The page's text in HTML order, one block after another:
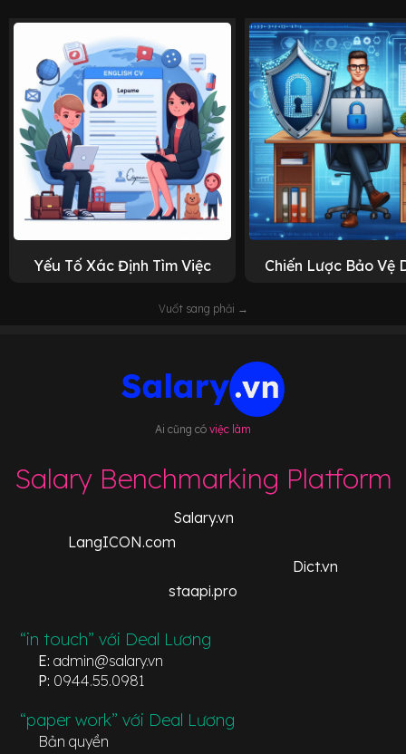
Yếu Tố Xác Định Tìm Việc Chiến Lược Bảo Vệ
Vuốt sang phải →
Ai cũng có việc làm
Salary Benchmarking Platform
Salary.vn
LangICON.com
Dict.vn
staapi.pro
“in touch” với Deal Lương
E: admin@salary.vn
P: 0944.55.0981
“paper work” với Deal Lương
Bản quyền